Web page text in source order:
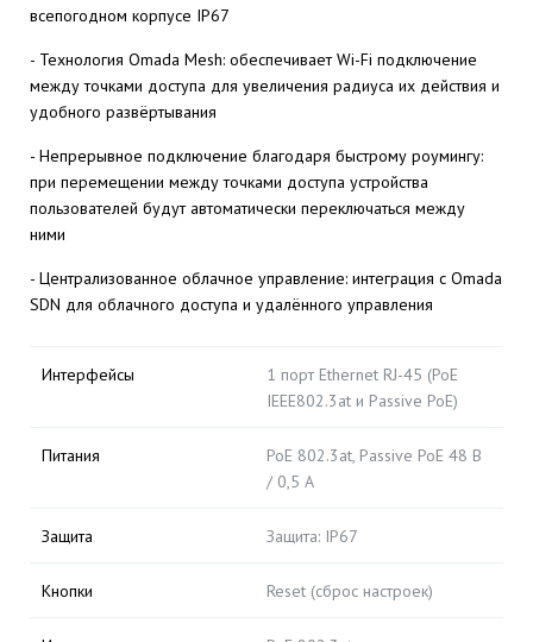
всепогодном корпусе IP67
- Технология Omada Mesh: обеспечивает Wi-Fi подключение
между точками доступа для увеличения радиуса их действия и
удобного развёртывания
- Непрерывное подключение благодаря быстрому роумингу:
при перемещении между точками доступа устройства
пользователей будут автоматически переключаться между
ними
- Централизованное облачное управление: интеграция с Omada
SDN для облачного доступа и удалённого управления
Интерфейсы
1 порт Ethernet RJ-45 (PoE
IEEE802.3at и Passive PoE)
Питания
PoE 802.3at, Passive PoE 48 В
/ 0,5 А
Защита Защита: IP67
Кнопки Reset (сброс настроек)